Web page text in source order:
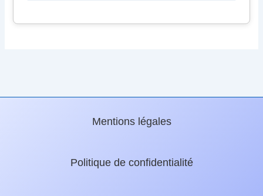
Mentions légales
Politique de confidentialité